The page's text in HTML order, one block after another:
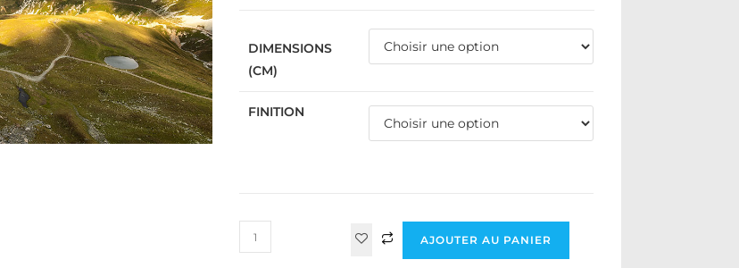
DIMENSIONS
(CM)
FINITION
AJOUTER AU PANIER